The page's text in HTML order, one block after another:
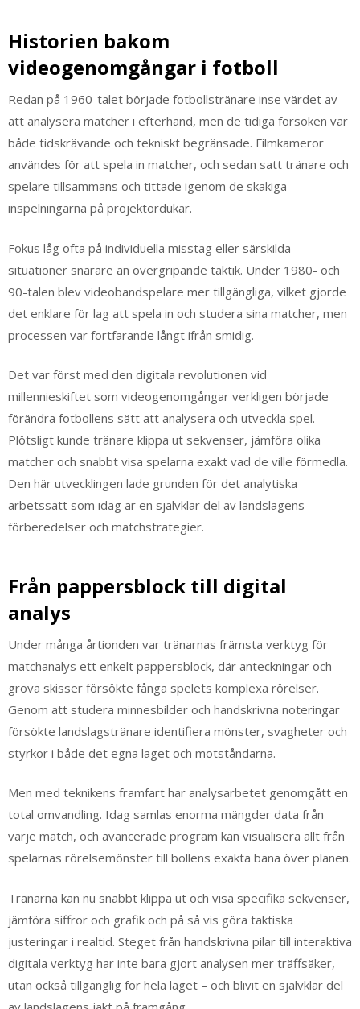
Historien bakom
videogenomgångar i fotboll
Redan på 1960-talet började fotbollstränare inse värdet av
att analysera matcher i efterhand, men de tidiga försöken var
både tidskrävande och tekniskt begränsade. Filmkameror
användes för att spela in matcher, och sedan satt tränare och
spelare tillsammans och tittade igenom de skakiga
inspelningarna på projektordukar.
Fokus låg ofta på individuella misstag eller särskilda
situationer snarare än övergripande taktik. Under 1980- och
90-talen blev videobandspelare mer tillgängliga, vilket gjorde
det enklare för lag att spela in och studera sina matcher, men
processen var fortfarande långt ifrån smidig.
Det var först med den digitala revolutionen vid
millennieskiftet som videogenomgångar verkligen började
förändra fotbollens sätt att analysera och utveckla spel.
Plötsligt kunde tränare klippa ut sekvenser, jämföra olika
matcher och snabbt visa spelarna exakt vad de ville förmedla.
Den här utvecklingen lade grunden för det analytiska
arbetssätt som idag är en självklar del av landslagens
förberedelser och matchstrategier.
Från pappersblock till digital
analys
Under många årtionden var tränarnas främsta verktyg för
matchanalys ett enkelt pappersblock, där anteckningar och
grova skisser försökte fånga spelets komplexa rörelser.
Genom att studera minnesbilder och handskrivna noteringar
försökte landslagstränare identifiera mönster, svagheter och
styrkor i både det egna laget och motståndarna.
Men med teknikens framfart har analysarbetet genomgått en
total omvandling. Idag samlas enorma mängder data från
varje match, och avancerade program kan visualisera allt från
spelarnas rörelsemönster till bollens exakta bana över planen.
Tränarna kan nu snabbt klippa ut och visa specifika sekvenser,
jämföra siffror och grafik och på så vis göra taktiska
justeringar i realtid. Steget från handskrivna pilar till interaktiva
digitala verktyg har inte bara gjort analysen mer träffsäker,
utan också tillgänglig för hela laget – och blivit en självklar del